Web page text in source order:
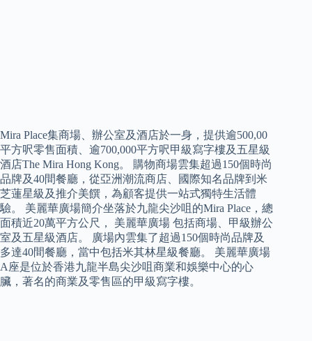
Mira Place集商場、辦公室及酒店於一身，提供逾500,00
平方呎零售面積、逾700,000平方呎甲級寫字樓及五星級
酒店The Mira Hong Kong。 購物商場雲集超過150個時尚
品牌及40間餐廳，從亞洲潮流商店、國際知名品牌到米
芝蓮星級及推介美饌，為顧客提供一站式獨特生活體
驗。 美麗華廣場簡介坐落於九龍尖沙咀的Mira Place，總
面積近20萬平方公尺， 美麗華廣場 包括商場、甲級辦公
室及五星級酒店。 廣場內雲集了超過150個時尚品牌及
多達40間餐廳，當中包括米其林星級餐廳。 美麗華廣場
A座是位於香港九龍半島尖沙咀商業和娛樂中心的心
臟，著名的商業及零售區的甲級寫字樓。